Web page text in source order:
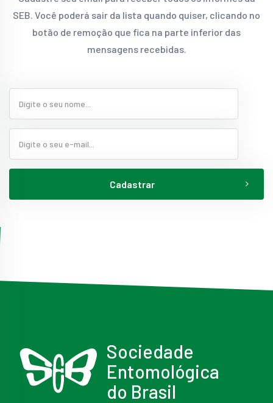
SEB. Você poderá sair da lista quando quiser, clicando no
botão de remoção que fica na parte inferior das
mensagens recebidas.
Cadastrar
Sociedade
Entomológica
do Brasil